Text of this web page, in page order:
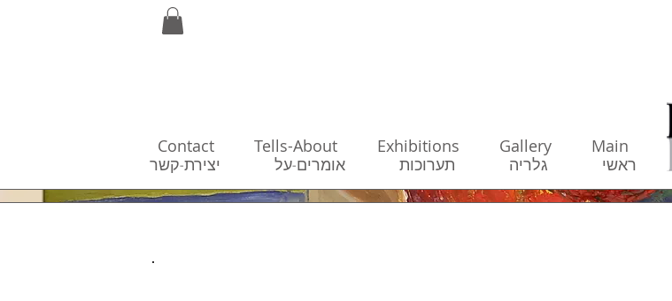
Contact Tells-About Exhibitions Gallery
Main
ראשי גלריה תערוכותאומרים-על יצירת-קשר